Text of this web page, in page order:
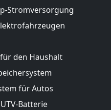
Stromversorgung
den Haushalt
für Autos
Batterie